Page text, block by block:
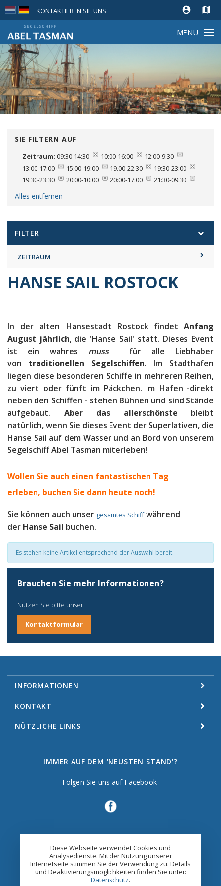
account_circle map
KONTAKTIEREN SIE UNS
MENÜ
SIE FILTERN AUF
Zeitraum: 09:30-14:30 10:00-16:00
12:00-9:30
13:00-17:00
15:00-19:00 19.00-22.30
19:30-23:00
19:30-23:30
20:00-10:00 20:00-17:00 21:30-09:30
Alles entfernen
FILTER
ZEITRAUM
HANSE SAIL ROSTOCK
In der alten Hansestadt Rostock findet Anfang
August jährlich, die 'Hanse Sail' statt. Dieses Event
ist ein wahres muss
für alle Liebhaber
von traditionellen Segelschiffen. Im Stadthafen
liegen diese besonderen Schiffe in mehreren Reihen,
zu viert oder fünft im Päckchen. Im Hafen -direkt
neben den Schiffen - stehen Bühnen und sind Stände
aufgebaut. Aber das allerschönste bleibt
natürlich, wenn Sie dieses Event der Superlativen, die
Hanse Sail auf dem Wasser und an Bord von unserem
Segelschiff Abel Tasman miterleben!
Wollen Sie auch einen fantastischen Tag
erleben, buchen Sie dann heute noch!
Sie können auch unser gesamtes Schiffwährend
der Hanse Sail buchen.
Es stehen keine Artikel entsprechend der Auswahl bereit.
Brauchen Sie mehr Informationen?
Nutzen Sie bitte unser
Kontaktformular
INFORMATIONEN
KONTAKT
NÜTZLICHE LINKS
IMMER AUF DEM 'NEUSTEN STAND'?
Folgen Sie uns auf Facebook
Diese Webseite verwendet Cookies und
Analysedienste. Mit der Nutzung unserer
Internetseite stimmen Sie der Verwendung zu. Details
und Deaktivierungsmöglichkeiten finden Sie unter:
Datenschutz.